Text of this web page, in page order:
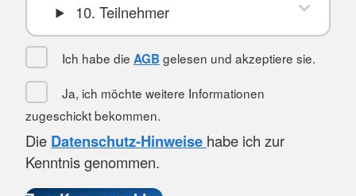
10. Teilnehmer
Ich habe die AGB gelesen und akzeptiere sie.
Ja, ich möchte weitere Informationen
zugeschickt bekommen.
Die Datenschutz-Hinweise habe ich zur
Kenntnis genommen.